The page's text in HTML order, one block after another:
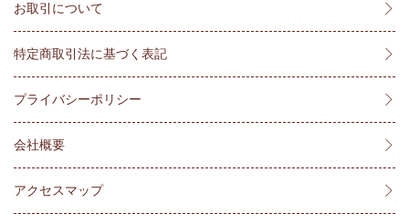
お取引について
特定商取引法に基づく表記
プライバシーポリシー
会社概要
アクセスマップ